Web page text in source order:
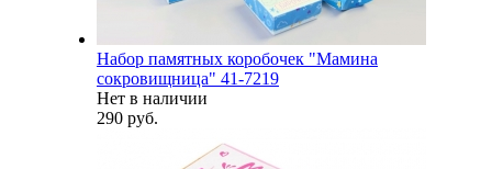
Набор памятных коробочек "Мамина
сокровищница" 41-7219
Нет в наличии
290 руб.